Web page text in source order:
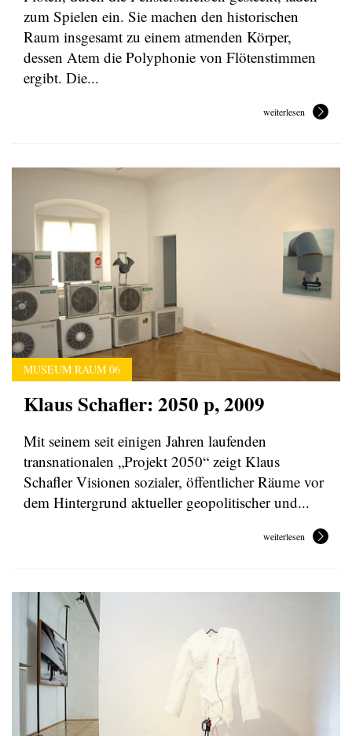
zum Spielen ein. Sie machen den historischen
Raum insgesamt zu einem atmenden Körper,
dessen Atem die Polyphonie von Flötenstimmen
ergibt. Die...
weiterlesen
MUSEUM RAUM 06
Klaus Schafler: 2050 p, 2009
Mit seinem seit einigen Jahren laufenden
transnationalen „Projekt 2050“ zeigt Klaus
Schafler Visionen sozialer, öffentlicher Räume vor
dem Hintergrund aktueller geopolitischer und...
weiterlesen